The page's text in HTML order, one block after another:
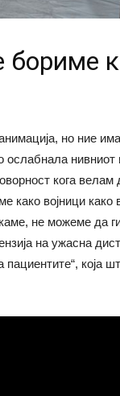
бориме
но ние
ослабнала
кога велам
како војници како
не можеме да
на ужасна
која